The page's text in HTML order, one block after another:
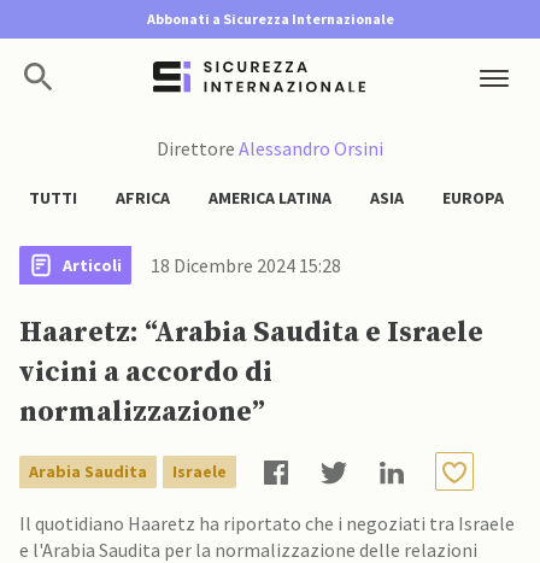
Abbonati a Sicurezza Internazionale
Direttore Alessandro Orsini
TUTTI AFRICA AMERICA LATINA ASIA EUROPA
Articoli 18 Dicembre 2024 15:28
Haaretz: “Arabia Saudita e Israele
vicini a accordo di
normalizzazione”
Arabia Saudita Israele
Il quotidiano Haaretz ha riportato che i negoziati tra Israele
e l'Arabia Saudita per la normalizzazione delle relazioni